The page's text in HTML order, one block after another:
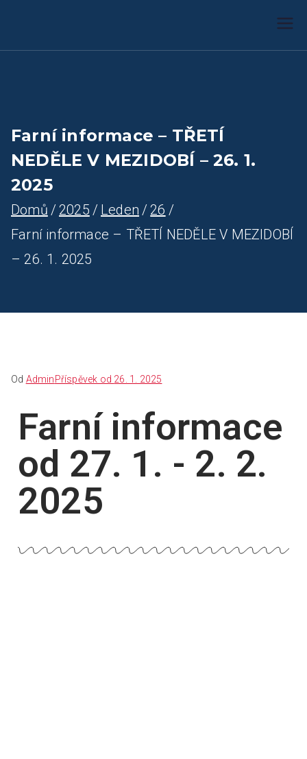
Farnost Žlutice
Farní informace – TŘETÍ
NEDĚLE V MEZIDOBÍ – 26. 1.
2025
Domů 2025 Leden
26
Farní informace – TŘETÍ NEDĚLE V MEZIDOBÍ
– 26. 1. 2025
Od AdminPříspěvek od 26. 1. 2025
Farní informace
od 27. 1. - 2. 2.
2025